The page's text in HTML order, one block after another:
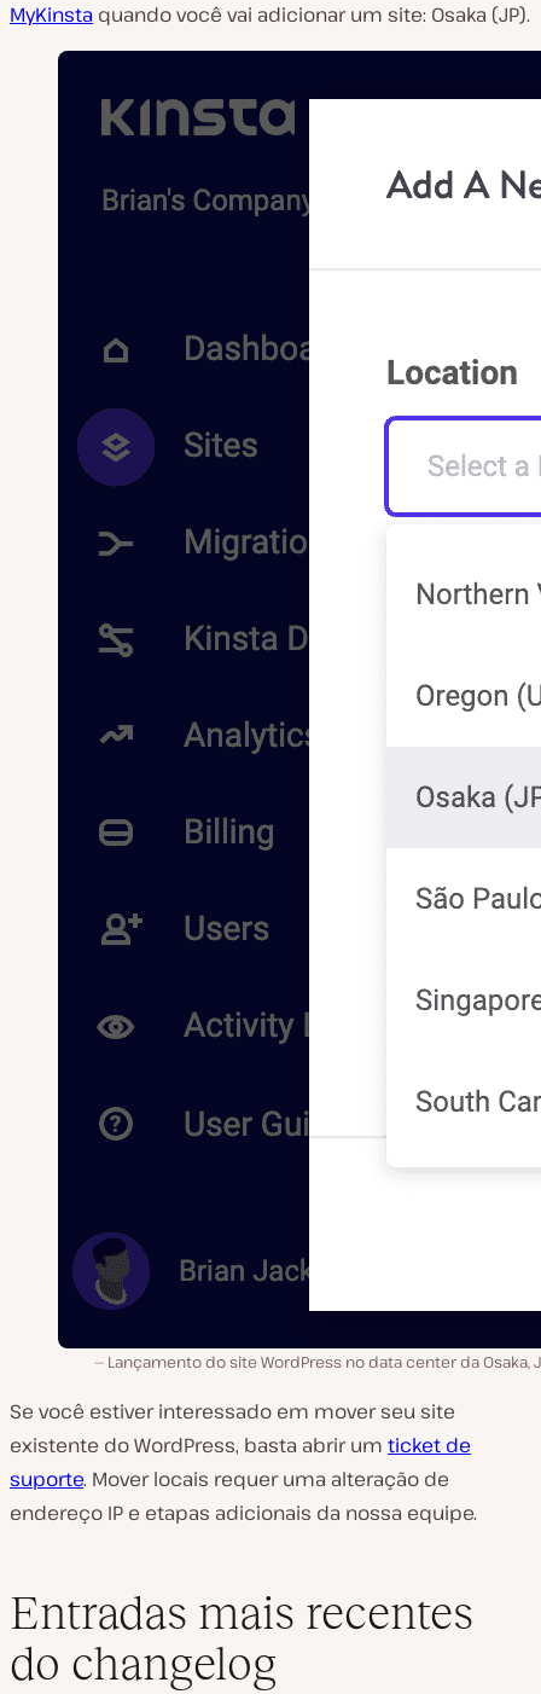
MyKinsta quando você vai adicionar um site: Osaka (JP).
Lançamento do site WordPress no data center da Osaka,
Se você estiver interessado em mover seu site
existente do WordPress, basta abrir um ticket de
suporte. Mover locais requer uma alteração de
endereço IP e etapas adicionais da nossa equipe.
Entradas mais recentes
do changelog